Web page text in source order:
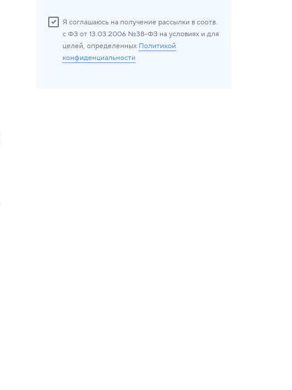
Я соглашаюсь на получение рассылки в соотв.
с ФЗ от 13.03.2006 №38-ФЗ на условиях и для
целей, определенных Политикой
конфиденциальности